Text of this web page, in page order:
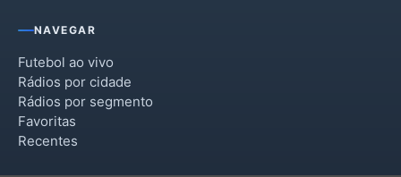
NAVEGAR
Futebol ao vivo
Rádios por cidade
Rádios por segmento
Favoritas
Recentes